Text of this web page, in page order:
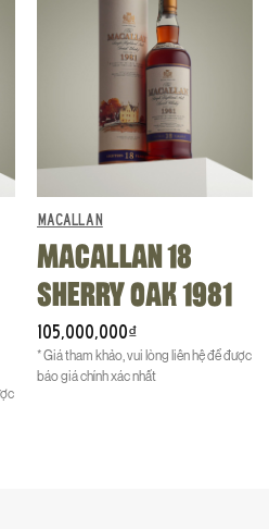
MACALLAN
MACALLAN 18
SHERRY OAK 1981
105,000,000₫
* Giá tham khảo, vui lòng liên hệ để được
báo giá chính xác nhất